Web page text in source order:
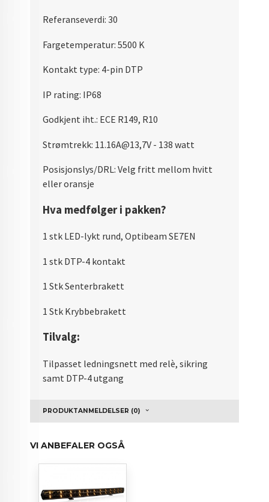
Referanseverdi: 30
Fargetemperatur: 5500 K
Kontakt type: 4-pin DTP
IP rating: IP68
Godkjent iht.: ECE R149, R10
Strømtrekk: 11.16A@13,7V - 138 watt
Posisjonslys/DRL: Velg fritt mellom hvitt
eller oransje
Hva medfølger i pakken?
1 stk LED-lykt rund, Optibeam SE7EN
1 stk DTP-4 kontakt
1 Stk Senterbrakett
1 Stk Krybbebrakett
Tilvalg:
Tilpasset ledningsnett med relè, sikring
samt DTP-4 utgang
PRODUKTANMELDELSER (0)
VI ANBEFALER OGSÅ